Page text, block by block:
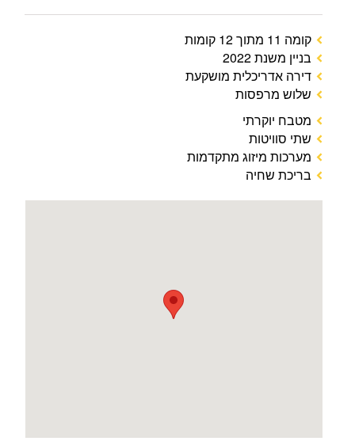
קומה 11 מתוך 12 קומות
בניין משנת 2022
דירה אדריכלית מושקעת
שלוש מרפסות
מטבח יוקרתי
שתי סוויטות
מערכות מיזוג מתקדמות
בריכת שחיה